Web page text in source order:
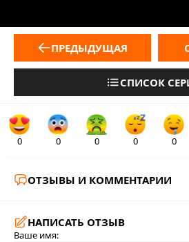
ПРЕДЫДУЩАЯ
СПИСОК
0 0 0 0 0
ОТЗЫВЫ И КОММЕНТАРИИ
НАПИСАТЬ ОТЗЫВ
Ваше имя: